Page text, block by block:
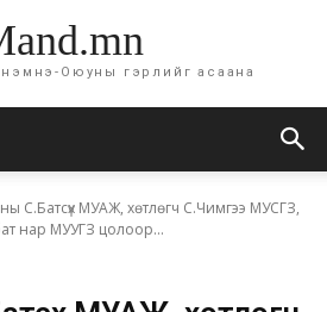
Оюуны гэрлийг асаана
С.Батсүх МУАЖ, хөтлөгч С.Чимгээ МУСГЗ,
нар МУУГЗ цолоор...